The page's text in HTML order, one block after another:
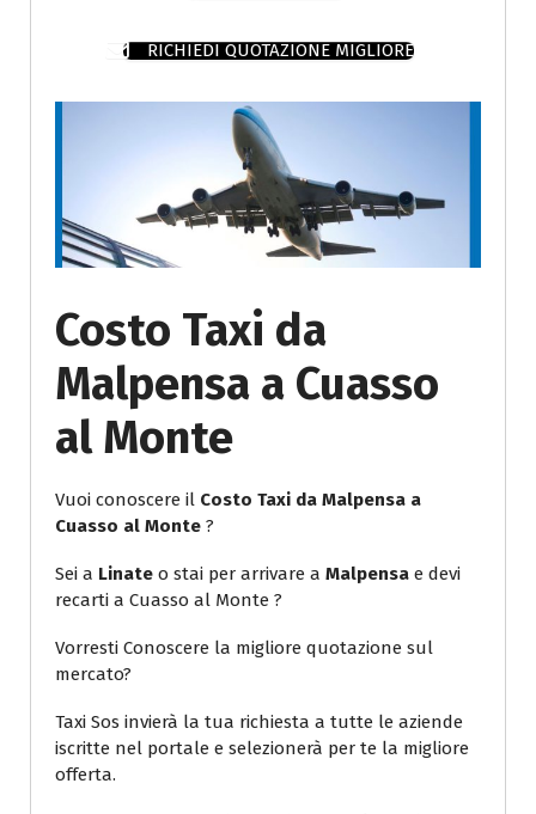
RICHIEDI QUOTAZIONE MIGLIORE
Costo Taxi da
Malpensa a Cuasso
al Monte
Vuoi conoscere il Costo Taxi da Malpensa a
Cuasso al Monte ?
Sei a Linate o stai per arrivare a Malpensa e devi
recarti a Cuasso al Monte ?
Vorresti Conoscere la migliore quotazione sul
mercato?
Taxi Sos invierà la tua richiesta a tutte le aziende
iscritte nel portale e selezionerà per te la migliore
offerta.